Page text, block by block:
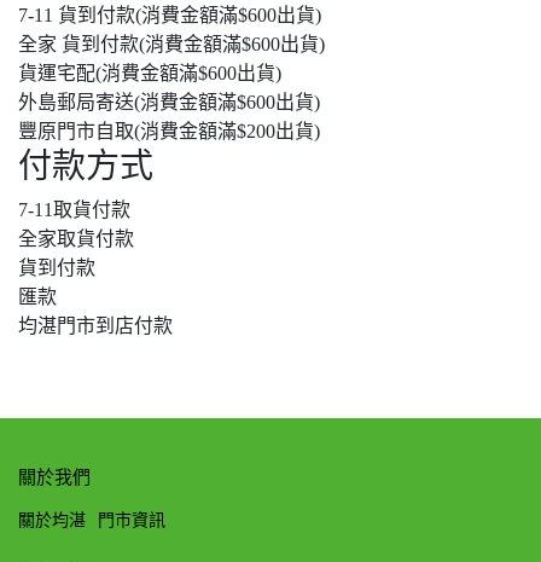
7-11 貨到付款(消費金額滿$600出貨)
全家 貨到付款(消費金額滿$600出貨)
貨運宅配(消費金額滿$600出貨)
外島郵局寄送(消費金額滿$600出貨)
豐原門市自取(消費金額滿$200出貨)
付款方式
7-11取貨付款
全家取貨付款
貨到付款
匯款
均湛門市到店付款
關於我們
關於均湛 門市資訊